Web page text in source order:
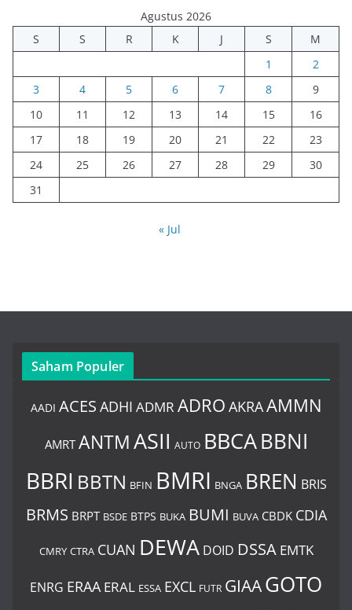
Agustus 2026
S
S R K J S
M
1
2
3
4 5 6 7 8
9
10
11 12 13 14 15
16
17
18 19 20 21 22
23
24
25 26 27 28 29
30
31
« Jul
Saham Populer
AADI ACES ADHI ADMR ADRO AKRAAMMN
AMRT ANTMASII AUTO BBCABBNI
BBRI BBTN BFIN BMRI BNGA BREN BRIS
BRMS BRPT BSDE BTPS BUKA BUMI BUVA CBDK CDIA
CMRY CTRA CUAN DEWA DOID DSSA EMTK
ENRG ERAA ERAL ESSA EXCL FUTR GIAAGOTO